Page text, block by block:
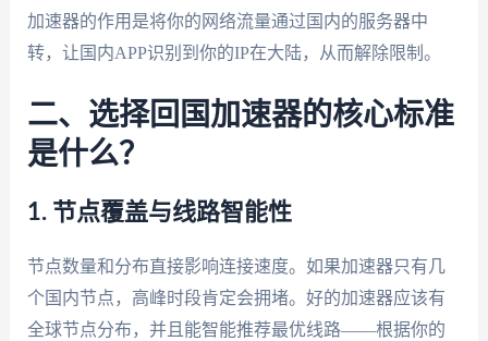
加速器的作用是将你的网络流量通过国内的服务器中
转，让国内APP识别到你的IP在大陆，从而解除限制。
二、选择回国加速器的核心标准
是什么？
1. 节点覆盖与线路智能性
节点数量和分布直接影响连接速度。如果加速器只有几
个国内节点，高峰时段肯定会拥堵。好的加速器应该有
全球节点分布，并且能智能推荐最优线路——根据你的